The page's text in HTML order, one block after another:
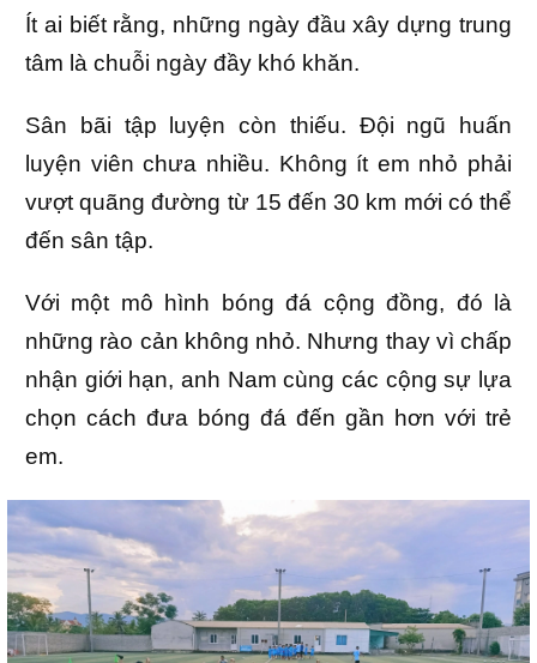
Ít ai biết rằng, những ngày đầu xây dựng trung
tâm là chuỗi ngày đầy khó khăn.
Sân bãi tập luyện còn thiếu. Đội ngũ huấn
luyện viên chưa nhiều. Không ít em nhỏ phải
vượt quãng đường từ 15 đến 30 km mới có thể
đến sân tập.
Với một mô hình bóng đá cộng đồng, đó là
những rào cản không nhỏ. Nhưng thay vì chấp
nhận giới hạn, anh Nam cùng các cộng sự lựa
chọn cách đưa bóng đá đến gần hơn với trẻ
em.